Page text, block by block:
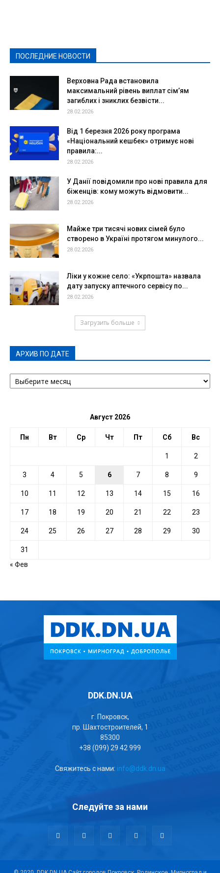
ПОСЛЕДНИЕ НОВОСТИ
Верховна Рада встановила
максимальний рівень виплат сім’ям
загиблих і зниклих безвісти...
28.02.2026
Від 1 березня 2026 року програма
«Національний кешбек» отримує нові
правила:...
28.02.2026
У Данії повідомили про нові правила для
біженців: кому можуть відмовити...
28.02.2026
Майже три тисячі нових сімей було
створено в Україні протягом минулого...
28.02.2026
Ліки у кожне село: «Укрпошта» назвала
дату запуску аптечного сервісу по...
28.02.2026
Загрузить больше
АРХИВ ПО ДАТЕ
АРХИВ
ПО
Август 2026
Пн Вт Ср Чт Пт Сб Вс
1 2
3 4 5 6 7 8 9
10 11 12 13 14 15 16
17 18 19 20 21 22 23
24 25 26 27 28 29 30
31
« Фев
DDK.DN.UA
г. Покровск,
пр. Шахтостроителей, 1
85300
+38 (099) 29 42 999
Свяжитесь с нами: info@ddk.dn.ua
Следуйте за нами